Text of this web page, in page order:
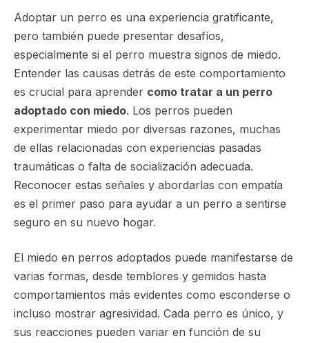
Adoptar un perro es una experiencia gratificante,
pero también puede presentar desafíos,
especialmente si el perro muestra signos de miedo.
Entender las causas detrás de este comportamiento
es crucial para aprender como tratar a un perro
adoptado con miedo. Los perros pueden
experimentar miedo por diversas razones, muchas
de ellas relacionadas con experiencias pasadas
traumáticas o falta de socialización adecuada.
Reconocer estas señales y abordarlas con empatía
es el primer paso para ayudar a un perro a sentirse
seguro en su nuevo hogar.
El miedo en perros adoptados puede manifestarse de
varias formas, desde temblores y gemidos hasta
comportamientos más evidentes como esconderse o
incluso mostrar agresividad. Cada perro es único, y
sus reacciones pueden variar en función de su